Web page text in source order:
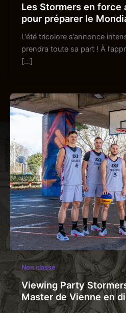
Les Stormers en force
pour préparer le
L’été tricolore s’annonce
prendra toute sa part ! À
[…]
Non classé
Viewing Party
Master de Vienne en